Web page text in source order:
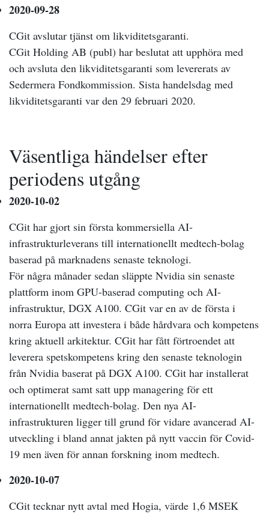
2020-09-28
CGit avslutar tjänst om likviditetsgaranti.
CGit Holding AB (publ) har beslutat att upphöra med
och avsluta den likviditetsgaranti som levererats av
Sedermera Fondkommission. Sista handelsdag med
likviditetsgaranti var den 29 februari 2020.
Väsentliga händelser efter
periodens utgång
2020-10-02
CGit har gjort sin första kommersiella AI-
infrastrukturleverans till internationellt medtech-bolag
baserad på marknadens senaste teknologi.
För några månader sedan släppte Nvidia sin senaste
plattform inom GPU-baserad computing och AI-
infrastruktur, DGX A100. CGit var en av de första i
norra Europa att investera i både hårdvara och kompetens
kring aktuell arkitektur. CGit har fått förtroendet att
leverera spetskompetens kring den senaste teknologin
från Nvidia baserat på DGX A100. CGit har installerat
och optimerat samt satt upp managering för ett
internationellt medtech-bolag. Den nya AI-
infrastrukturen ligger till grund för vidare avancerad AI-
utveckling i bland annat jakten på nytt vaccin för Covid-
19 men även för annan forskning inom medtech.
2020-10-07
CGit tecknar nytt avtal med Hogia, värde 1,6 MSEK